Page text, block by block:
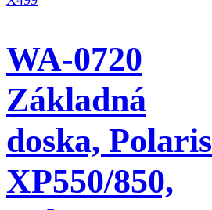
WA-0720
Základná
doska, Polaris
XP550/850,